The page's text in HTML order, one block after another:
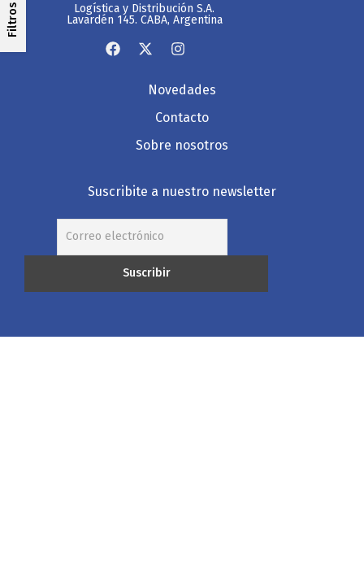
Filtros
Logística y Distribución S.A.
Lavardén 145. CABA, Argentina
Novedades
Contacto
Sobre nosotros
Suscribite a nuestro newsletter